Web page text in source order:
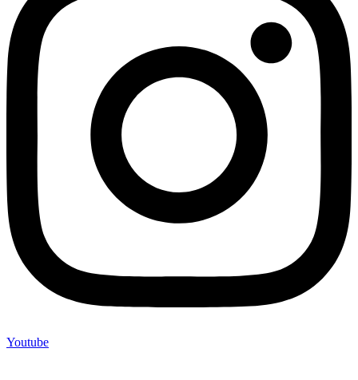
Youtube